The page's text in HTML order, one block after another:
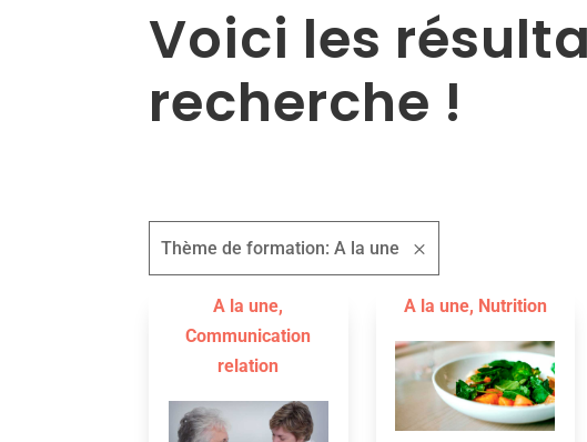
Voici les
recherche !
Thème de formation: A la une
A la une,
Communication
relation
A la une, Nutrition